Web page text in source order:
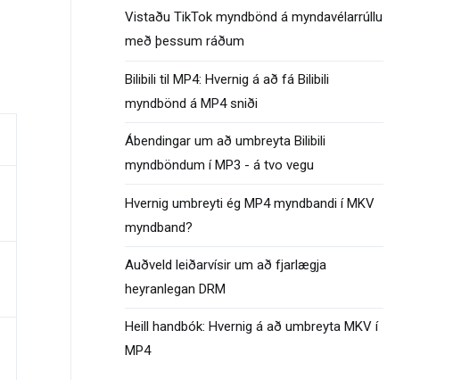
Vistaðu TikTok myndbönd á myndavélarrúllu
með þessum ráðum
Bilibili til MP4: Hvernig á að fá Bilibili
myndbönd á MP4 sniði
Ábendingar um að umbreyta Bilibili
myndböndum í MP3 - á tvo vegu
Hvernig umbreyti ég MP4 myndbandi í MKV
myndband?
Auðveld leiðarvísir um að fjarlægja
heyranlegan DRM
Heill handbók: Hvernig á að umbreyta MKV í
MP4